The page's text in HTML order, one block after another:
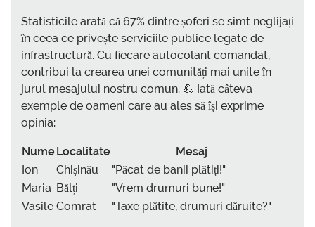
Statisticile arată că 67% dintre șoferi se simt neglijați
în ceea ce privește serviciile publice legate de
infrastructură. Cu fiecare autocolant comandat,
contribui la crearea unei comunități mai unite în
jurul mesajului nostru comun. 💪 Iată câteva
exemple de oameni care au ales să își exprime
opinia:
NumeLocalitate
Mesaj
Ion
Chișinău
"Păcat de banii plătiți!"
Maria Bălți
"Vrem drumuri bune!"
Vasile Comrat "Taxe plătite, drumuri dăruite?"